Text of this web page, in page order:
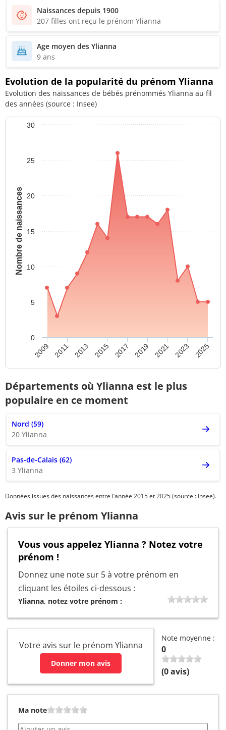
Naissances depuis 1900
207 filles ont reçu le prénom Ylianna
Age moyen des Ylianna
9 ans
Evolution de la popularité du prénom Ylianna
Evolution des naissances de bébés prénommés Ylianna au fil
des années (source : Insee)
Nombre de naissances
2009 2011 2013 2015 2017 2019 2021 2023 2025
0
5
10
15
20
25
30
Départements où Ylianna est le plus
populaire en ce moment
Nord (59)
20 Ylianna
Pas-de-Calais (62)
3 Ylianna
Données issues des naissances entre l’année 2015 et 2025 (source : Insee).
Avis sur le prénom Ylianna
Vous vous appelez Ylianna ? Notez votre
prénom !
Donnez une note sur 5 à votre prénom en
cliquant les étoiles ci-dessous :
Ylianna, notez votre prénom :
Votre avis sur le prénom Ylianna
Donner mon avis
Note moyenne :
0
(0avis)
Ma note